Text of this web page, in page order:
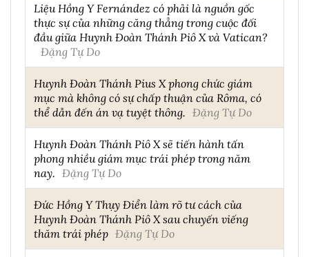
Liệu Hồng Y Fernández có phải là nguồn gốc
thực sự của những căng thẳng trong cuộc đối
đầu giữa Huynh Đoàn Thánh Piô X và Vatican?
Đặng Tự Do
Huynh Đoàn Thánh Pius X phong chức giám
mục mà không có sự chấp thuận của Rôma, có
thể dẫn đến án vạ tuyệt thông. Đặng Tự Do
Huynh Đoàn Thánh Piô X sẽ tiến hành tấn
phong nhiều giám mục trái phép trong năm
nay. Đặng Tự Do
Đức Hồng Y Thụy Điển làm rõ tư cách của
Huynh Đoàn Thánh Piô X sau chuyến viếng
thăm trái phép Đặng Tự Do